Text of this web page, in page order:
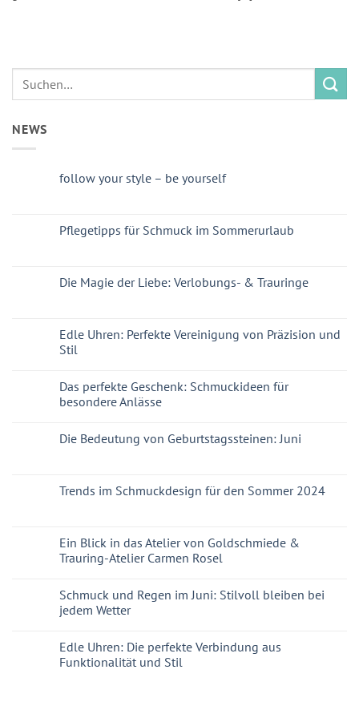
NEWS
follow your style – be yourself
Pflegetipps für Schmuck im Sommerurlaub
Die Magie der Liebe: Verlobungs- & Trauringe
Edle Uhren: Perfekte Vereinigung von Präzision und
Stil
Das perfekte Geschenk: Schmuckideen für
besondere Anlässe
Die Bedeutung von Geburtstagssteinen: Juni
Trends im Schmuckdesign für den Sommer 2024
Ein Blick in das Atelier von Goldschmiede &
Trauring-Atelier Carmen Rosel
Schmuck und Regen im Juni: Stilvoll bleiben bei
jedem Wetter
Edle Uhren: Die perfekte Verbindung aus
Funktionalität und Stil